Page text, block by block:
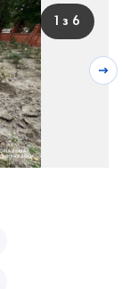
1 з 6